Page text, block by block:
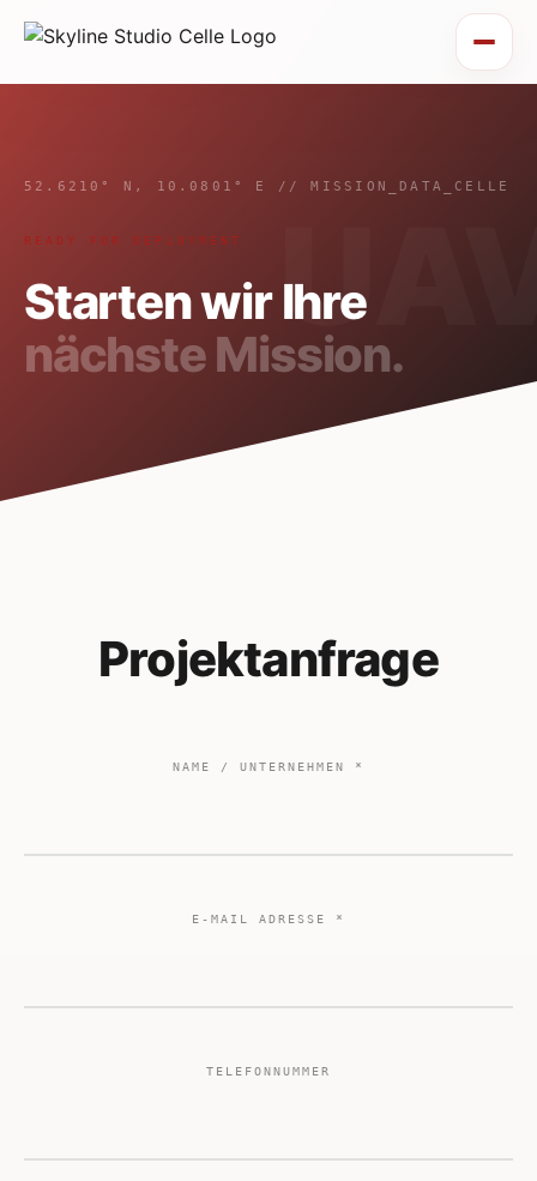
52.6210° N, 10.0801° E // MISSION_DATA_CELLE
READY FOR DEPLOYMENT
Starten wir Ihre
nächste Mission.
Projektanfrage
NAME / UNTERNEHMEN *
E-MAIL ADRESSE *
TELEFONNUMMER